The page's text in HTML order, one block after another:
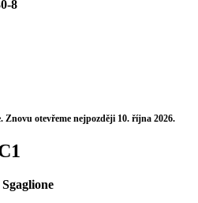
8
otevřeme nejpozději 10. října 2026.